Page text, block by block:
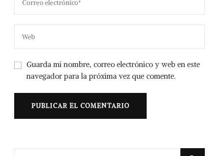
Guarda mi nombre, correo electrónico y web en este
navegador para la próxima vez que comente.